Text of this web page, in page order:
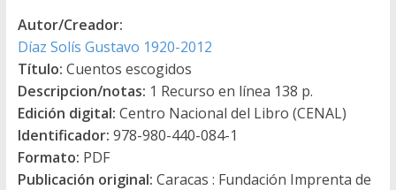
Autor/Creador:
Díaz Solís Gustavo 1920-2012
Título: Cuentos escogidos
Descripcion/notas: 1 Recurso en línea 138 p.
Edición digital: Centro Nacional del Libro (CENAL)
Identificador: 978-980-440-084-1
Formato: PDF
Publicación original: Caracas : Fundación Imprenta de